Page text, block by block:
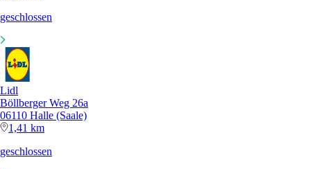
geschlossen
Lidl
Böllberger Weg 26a
06110 Halle (Saale)
1,41 km
geschlossen